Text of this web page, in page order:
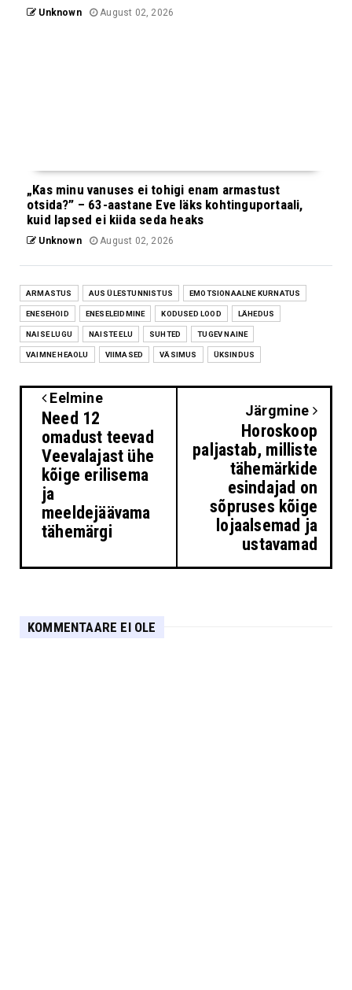
Unknown August 02, 2026
„Kas minu vanuses ei tohigi enam armastust
otsida?” – 63-aastane Eve läks kohtinguportaali,
kuid lapsed ei kiida seda heaks
Unknown August 02, 2026
ARMASTUS AUS ÜLESTUNNISTUS EMOTSIONAALNE KURNATUS
ENESEHOID ENESELEIDMINE KODUSED LOOD LÄHEDUS
NAISE LUGU NAISTE ELU SUHTED TUGEV NAINE
VAIMNE HEAOLU VIIMASED VÄSIMUS ÜKSINDUS
Eelmine
Need 12
omadust teevad
Veevalajast ühe
kõige erilisema
ja
meeldejäävama
tähemärgi
Järgmine
Horoskoop
paljastab, milliste
tähemärkide
esindajad on
sõpruses kõige
lojaalsemad ja
ustavamad
KOMMENTAARE EI OLE